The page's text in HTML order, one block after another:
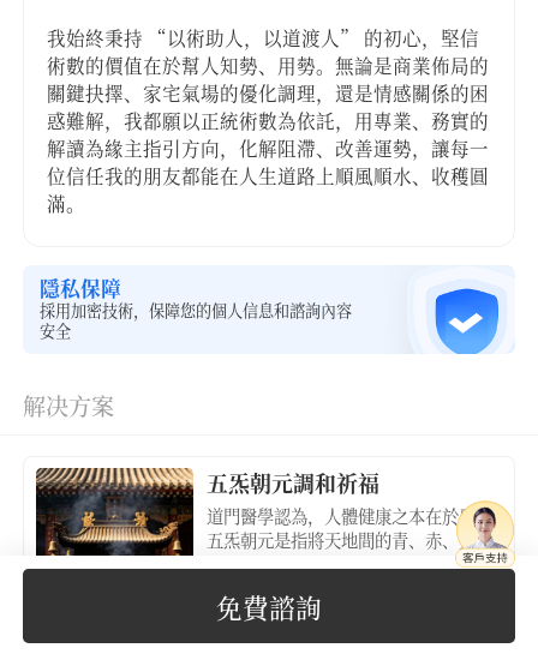
我始終秉持 “以術助人，以道渡人” 的初心，堅信
術數的價值在於幫人知勢、用勢。無論是商業佈局的
關鍵抉擇、家宅氣場的優化調理，還是情感關係的困
惑難解，我都願以正統術數為依託，用專業、務實的
解讀為緣主指引方向，化解阻滯、改善運勢，讓每一
位信任我的朋友都能在人生道路上順風順水、收穫圓
滿。
隱私保障
採用加密技術，保障您的個人信息和諮詢內容
安全
解决方案
五炁朝元調和祈福
道門醫學認為，人體健康之本在於炁，
五炁朝元是指將天地間的青、赤、黃、
白、黑五種先天真炁，通過科儀法事，
心、脾、肺、腎），驅散因外邪侵擾而
免費諮詢